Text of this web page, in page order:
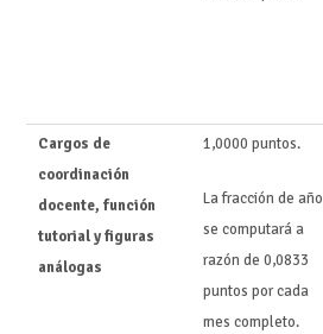
Cargos de
coordinación
docente, función
tutorial y figuras
análogas
1,0000 puntos.
La fracción de año
se computará a
razón de 0,0833
puntos por cada
mes completo.